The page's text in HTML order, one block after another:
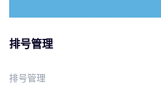
排号管理
排号管理